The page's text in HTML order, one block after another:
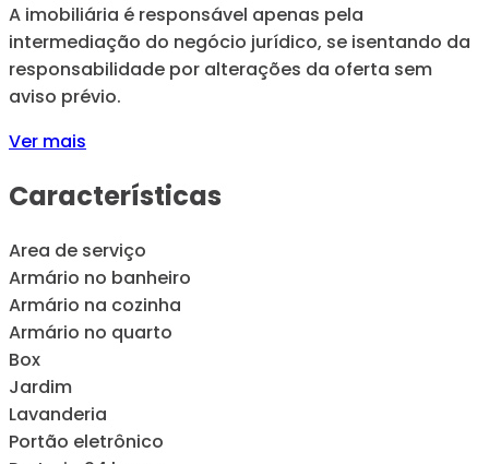
A imobiliária é responsável apenas pela
intermediação do negócio jurídico, se isentando da
responsabilidade por alterações da oferta sem
aviso prévio.
Ver mais
Características
Area de serviço
Armário no banheiro
Armário na cozinha
Armário no quarto
Box
Jardim
Lavanderia
Portão eletrônico